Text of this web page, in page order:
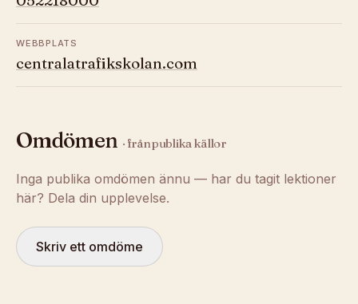
WEBBPLATS
centralatrafikskolan.com
Omdömen · från publika källor
Inga publika omdömen ännu — har du tagit lektioner
här? Dela din upplevelse.
Skriv ett omdöme